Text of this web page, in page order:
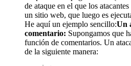
de ataque en el que los
un sitio web, que luego es
He aquí un ejemplo sencillo:Un
comentario: Supongamos que
función de comentarios. Un
de la siguiente manera: